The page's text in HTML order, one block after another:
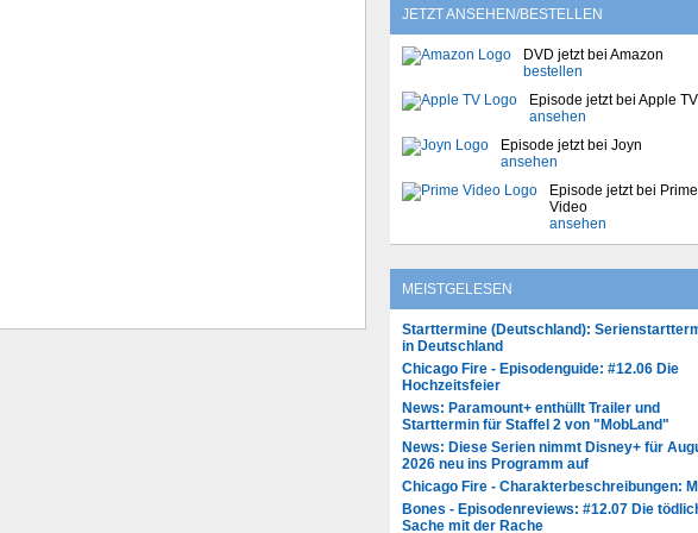
JETZT ANSEHEN/BESTELLEN
DVD jetzt bei Amazon
bestellen
Episode jetzt bei Apple TV
ansehen
Episode jetzt bei Joyn
ansehen
Episode jetzt bei Prime
Video
ansehen
MEISTGELESEN
Starttermine (Deutschland):
in Deutschland
Chicago Fire - Episodenguide: #12.06 Die
Hochzeitsfeier
News: Paramount+ enthüllt Trailer und
Starttermin für Staffel 2 von "MobLand"
News: Diese Serien nimmt Disney+ für
2026 neu ins Programm auf
Chicago Fire - Charakterbeschreibungen:
Bones - Episodenreviews: #12.07 Die
Sache mit der Rache